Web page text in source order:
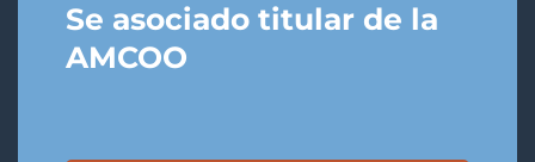
Se asociado titular de la
AMCOO